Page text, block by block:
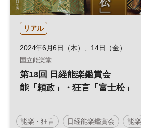
リアル
2024年6月6日（木）、14日（金）
国立能楽堂
第18回 日経能楽鑑賞会
能「頼政」・狂言「富士松」
能楽・狂言 日経能楽鑑賞会 能楽